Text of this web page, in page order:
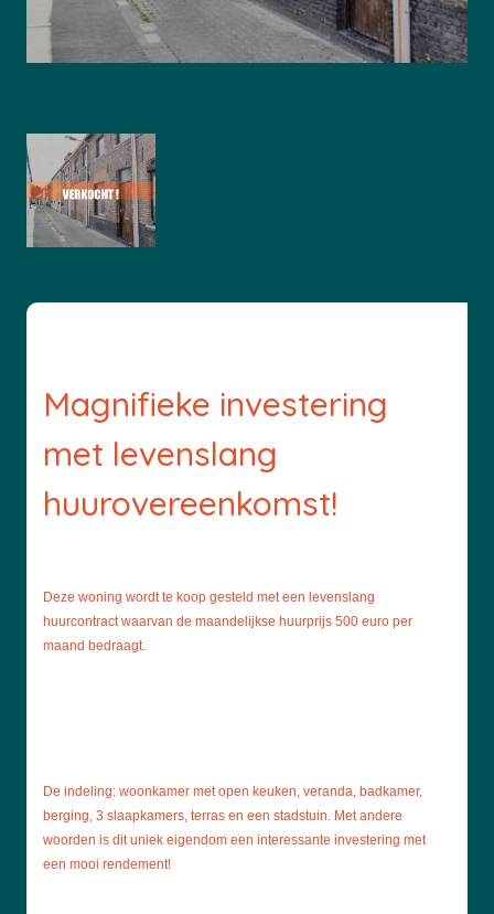
Magnifieke investering
met levenslang
huurovereenkomst!
Deze woning wordt te koop gesteld met een levenslang
huurcontract waarvan de maandelijkse huurprijs 500 euro per
maand bedraagt.
De indeling: woonkamer met open keuken, veranda, badkamer,
berging, 3 slaapkamers, terras en een stadstuin. Met andere
woorden is dit uniek eigendom een interessante investering met
een mooi rendement!